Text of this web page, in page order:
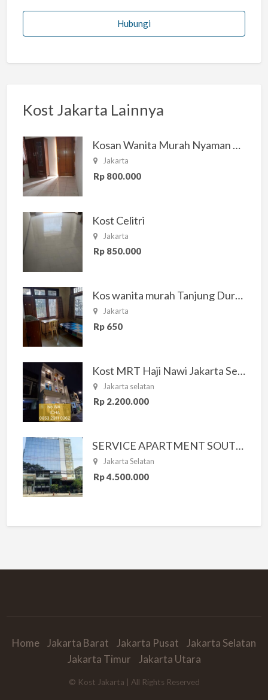
Hubungi
Kost Jakarta Lainnya
Kosan Wanita Murah Nyaman di Jakarta Selatan
Jakarta
Rp 800.000
Kost Celitri
Jakarta
Rp 850.000
Kos wanita murah Tanjung Duren Jakarta Barat
Jakarta
Rp 650
Kost MRT Haji Nawi Jakarta Selatan
Jakarta selatan
Rp 2.200.000
SERVICE APARTMENT SOUTH RESIDENCE
Jakarta Selatan
Rp 4.500.000
Home Jakarta Barat Jakarta Pusat
Jakarta Selatan
Jakarta Timur
Jakarta Utara
© Kost Jakarta | All Rights Reserved